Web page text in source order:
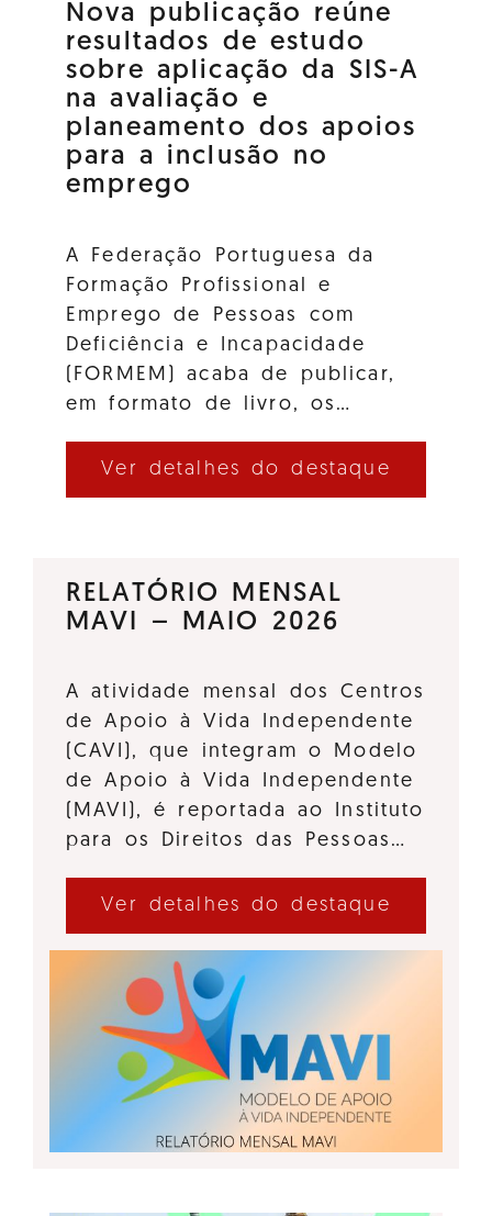
Nova publicação reúne
resultados de estudo
sobre aplicação da SIS-A
na avaliação e
planeamento dos apoios
para a inclusão no
emprego
A Federação Portuguesa da
Formação Profissional e
Emprego de Pessoas com
Deficiência e Incapacidade
(FORMEM) acaba de publicar,
em formato de livro, os…
Ver detalhes do destaque
RELATÓRIO MENSAL
MAVI – MAIO 2026
A atividade mensal dos Centros
de Apoio à Vida Independente
(CAVI), que integram o Modelo
de Apoio à Vida Independente
(MAVI), é reportada ao Instituto
para os Direitos das Pessoas…
Ver detalhes do destaque